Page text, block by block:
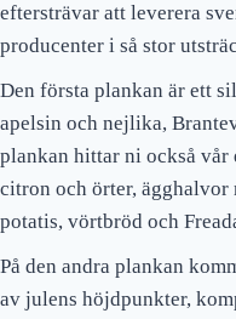
eftersträvar att leverera
producenter i så stor
Den första plankan är ett
apelsin och nejlika,
plankan hittar ni också vår
citron och örter, ägghalvor
potatis, vörtbröd och
På den andra plankan
av julens höjdpunkter,